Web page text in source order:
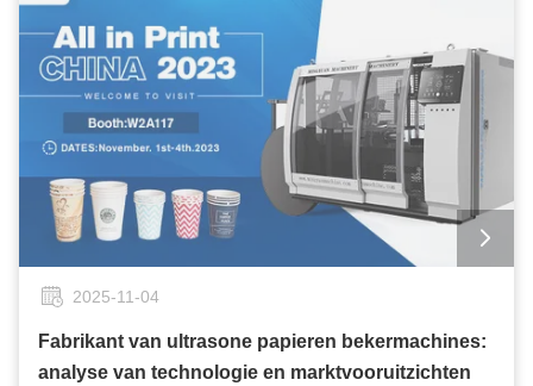
stoom" tijdens de levering.4. Koffischroot gerecycled cup - Maalt
koffischroot tot pulp, het milieuconsep is volledig gedemonstreerd, wie
het eerst produceert, zal een trendsetter worden.Zes. Eendaagse
fabrieksinspectiegids: bekijk de "fabrikant van de
papierbekervormmachine"Morgen: Bekijk de video van het magazijn
om te zien of er onmiddellijk voorraad is; kijk dan naar het
verwerkingscentrum om te zien of er een vijfassige machine is, die de
nauwkeurigheid bepaalt.Middag: Stuur uw eigen ruwe papier naar de
fabrikant voor opstart op locatie, 30 minuten later,顺丰 zal u een
monster sturen, de waterfiltratie aan de onderkant van de beker is
onmiddellijk helder.In de middag: Laat de fabrikant je in de overzeese
klantengroep trekken, verander je naam in "nieuwe koper", kijk hoe de
buitenlanders je echt plagen. (6)： Make a "cup account" - machines，
molds， freight， tariffs， training fees， all written on paper， as long
as the single cup cost is 10% lower than the wholesale price， you can
book a flight to sign the contract.Nadat de machine is aangekomen,
moeten drie kleine taken niet worden verwaarloosd1. Voorzien van
"ruisdichte oordopjes" voor de werknemers - Stabiliteit van de machine
2025-11-04
Fabrikant van ultrasone papieren bekermachines:
analyse van technologie en marktvooruitzichten